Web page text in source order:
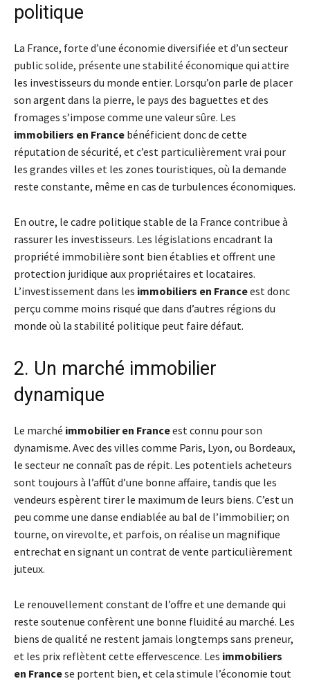
politique
La France, forte d’une économie diversifiée et d’un secteur
public solide, présente une stabilité économique qui attire
les investisseurs du monde entier. Lorsqu’on parle de placer
son argent dans la pierre, le pays des baguettes et des
fromages s’impose comme une valeur sûre. Les
immobiliers en France bénéficient donc de cette
réputation de sécurité, et c’est particulièrement vrai pour
les grandes villes et les zones touristiques, où la demande
reste constante, même en cas de turbulences économiques.
En outre, le cadre politique stable de la France contribue à
rassurer les investisseurs. Les législations encadrant la
propriété immobilière sont bien établies et offrent une
protection juridique aux propriétaires et locataires.
L’investissement dans les immobiliers en Franceest donc
perçu comme moins risqué que dans d’autres régions du
monde où la stabilité politique peut faire défaut.
2. Un marché immobilier
dynamique
Le marché immobilier en Franceest connu pour son
dynamisme. Avec des villes comme Paris, Lyon, ou Bordeaux,
le secteur ne connaît pas de répit. Les potentiels acheteurs
sont toujours à l’affût d’une bonne affaire, tandis que les
vendeurs espèrent tirer le maximum de leurs biens. C’est un
peu comme une danse endiablée au bal de l’immobilier; on
tourne, on virevolte, et parfois, on réalise un magnifique
entrechat en signant un contrat de vente particulièrement
juteux.
Le renouvellement constant de l’offre et une demande qui
reste soutenue confèrent une bonne fluidité au marché. Les
biens de qualité ne restent jamais longtemps sans preneur,
et les prix reflètent cette effervescence. Les immobiliers
en Francese portent bien, et cela stimule l’économie tout